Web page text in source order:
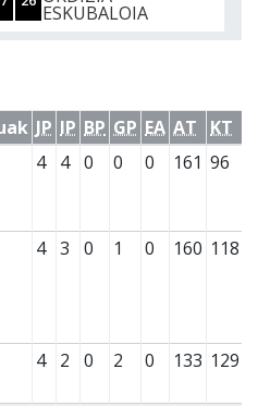
ESKUBALOIA
JP IP BP GP EA AT
KT
4 4 0 0 0 161 96
4 3 0 1 0 160 118
4 2 0 2 0 133 129